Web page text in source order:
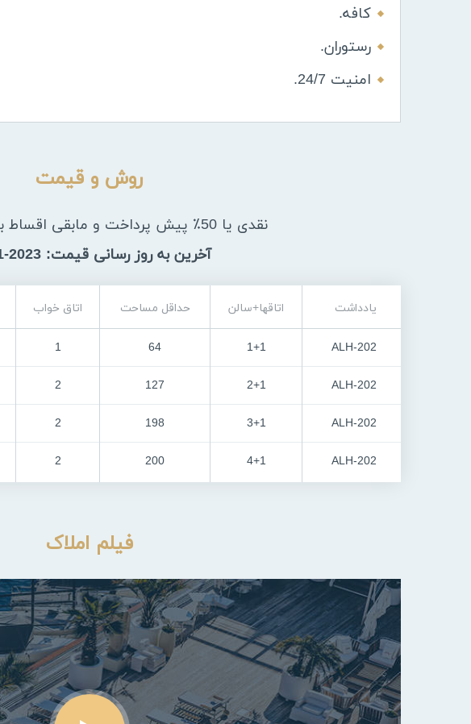
کافه.
رستوران.
امنیت 24/7.
روش و قیمت
نقدی یا 50٪ پیش پرداخت و مابقی اقساط به مدت 12 ماه
آخرین به روز رسانی قیمت: 2023-01-16
یادداشت اتاقها+سالن حداقل مساحت اتاق خواب
ALH-202
1+1
64
1
ALH-202
2+1
127
2
ALH-202
3+1
198
2
ALH-202
4+1
200
2
فیلم املاک